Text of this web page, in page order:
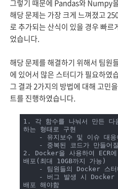
그렇기 때문에 Pandas와 Numpy
해당 문제는 가장 크게 느껴졌고
로 추가되는 산식이 있을 경우 빠르
었습니다.
해당 문제를 해결하기 위해서 팀원
에 있어서 많은 스터디가 필요하였
그 결과 2가지의 방법에 대해 고민
트를 진행하였습니다.
1. 각 함수를 나눠서 만든 다
하는 형태로 구현
2. Docker을 사용하여 ECR
배포(최대 10GB까지 가능)
배포 해야함